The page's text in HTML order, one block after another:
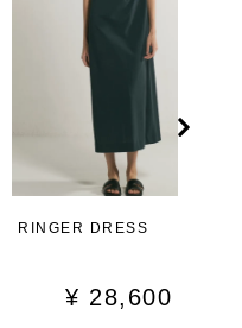
RINGER DRESS
¥ 28,600